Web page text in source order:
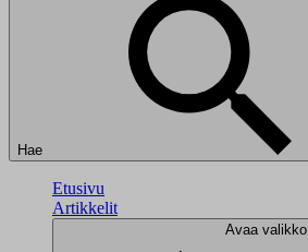
Hae
Etusivu
Artikkelit
Avaa valikko